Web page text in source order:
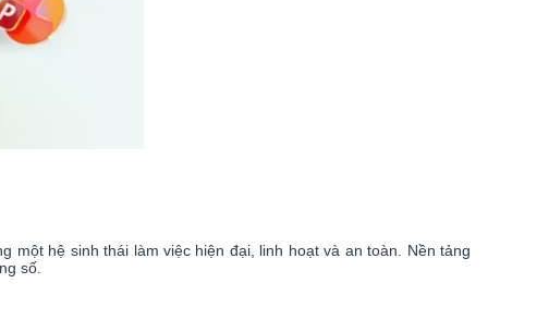
một hệ sinh thái làm việc hiện đại, linh hoạt và an toàn. Nền tảng
số.